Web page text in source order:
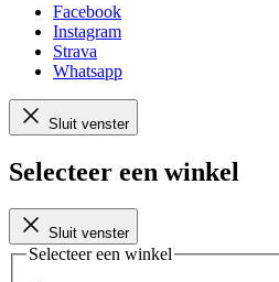
Facebook
Instagram
Strava
Whatsapp
Sluit venster
Selecteer een winkel
Sluit venster
Selecteer een winkel